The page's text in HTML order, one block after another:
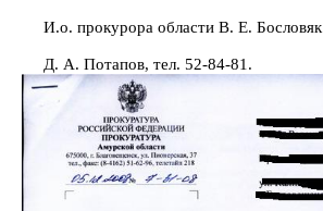
И.о. прокурора области В. Е. Бословяк
Д. А. Потапов, тел. 52-84-81.